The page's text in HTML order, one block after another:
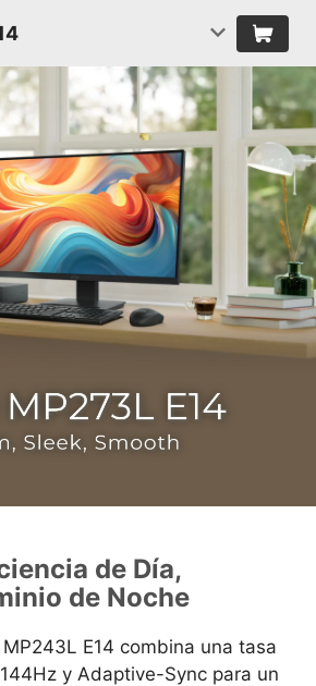
de Día,
de Noche
MP243L E14 combina una tasa
y Adaptive-Sync para un